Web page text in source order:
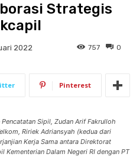
Strategis
2022 0
757
Pinterest
Sipil, Zudan Arif Fakrulloh
Ririek Adriansyah (kedua dari
Kerja Sama antara Direktorat
Kementerian Dalam Negeri RI dengan PT